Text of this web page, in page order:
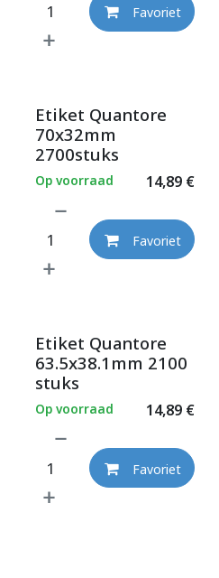
Favoriet
Etiket Quantore
70x32mm
2700stuks
14,89€
Op voorraad
Favoriet
Etiket Quantore
63.5x38.1mm 2100
stuks
14,89€
Op voorraad
Favoriet